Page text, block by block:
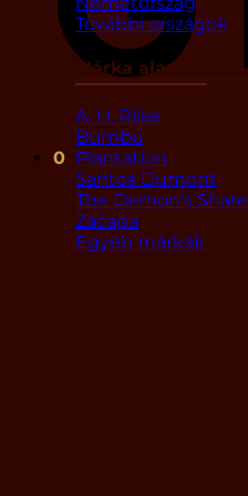
0
További országok
Márka alapján
A. H. Riise
Bumbu
Plantation
Santos Dumont
The Demon's Share
Zacapa
Egyéb márkák